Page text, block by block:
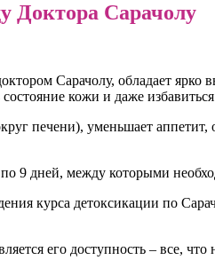
Доктора Сарачолу
Сарачолу, обладает
кожи и даже
печени), уменьшает
9 дней, между которыми
курса детоксикации по
его доступность – все,